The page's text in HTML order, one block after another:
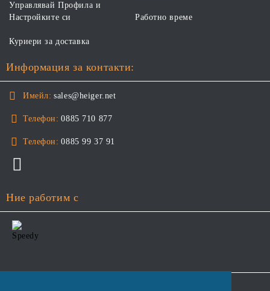
Управлявай Профила и
Настройките си
Работно време
Куриери за доставка
Информация за контакти:
Имейл: sales@heiger.net
Телефон: 0885 710 877
Телефон: 0885 99 37 91
Ние работим с